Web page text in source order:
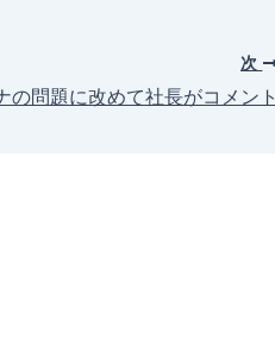
次
の問題に改めて社長がコメント